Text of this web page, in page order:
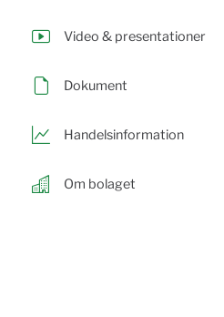
Video & presentationer
Dokument
Handelsinformation
Om bolaget